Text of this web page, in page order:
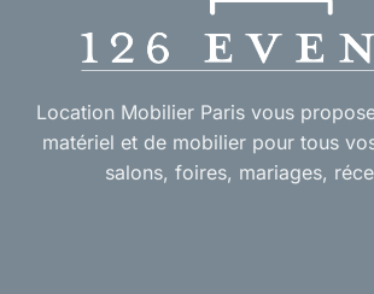
Location Mobilier Paris vous
matériel et de mobilier pour tous
salons, foires, mariages,